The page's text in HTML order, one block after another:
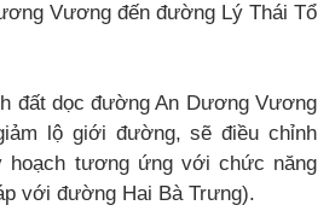
Vương đến đường Lý Thái Tổ
đất dọc đường An Dương Vương
lộ giới đường, sẽ điều chỉnh
hoạch tương ứng với chức năng
với đường Hai Bà Trưng).